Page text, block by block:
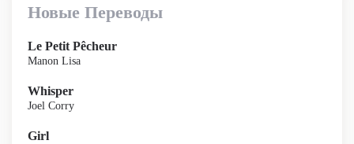
Новые Переводы
Le Petit Pêcheur
Manon Lisa
Whisper
Joel Corry
Girl